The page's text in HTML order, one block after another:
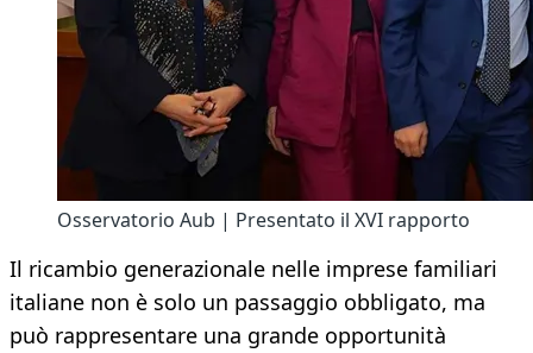
Osservatorio Aub | Presentato il XVI rapporto
Il ricambio generazionale nelle imprese familiari
italiane non è solo un passaggio obbligato, ma
può rappresentare una grande opportunità